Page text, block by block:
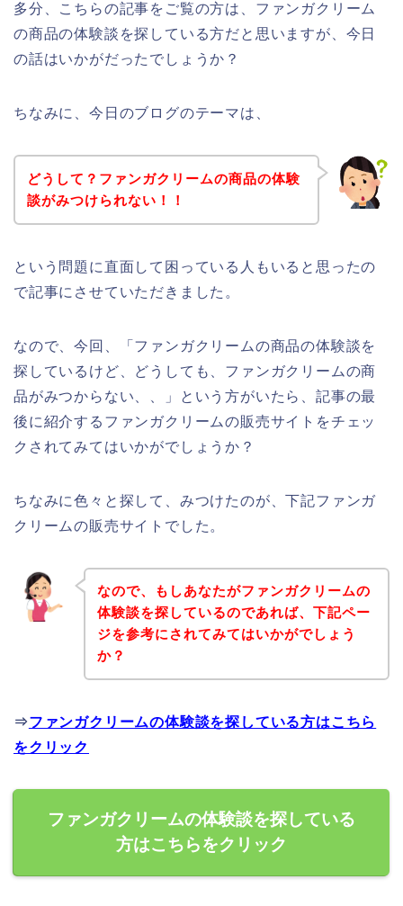
多分、こちらの記事をご覧の方は、ファンガクリーム
の商品の体験談を探している方だと思いますが、今日
の話はいかがだったでしょうか？
ちなみに、今日のブログのテーマは、
どうして？ファンガクリームの商品の体験
談がみつけられない！！
という問題に直面して困っている人もいると思ったの
で記事にさせていただきました。
なので、今回、「ファンガクリームの商品の体験談を
探しているけど、どうしても、ファンガクリームの商
品がみつからない、、」という方がいたら、記事の最
後に紹介するファンガクリームの販売サイトをチェッ
クされてみてはいかがでしょうか？
ちなみに色々と探して、みつけたのが、下記ファンガ
クリームの販売サイトでした。
なので、もしあなたがファンガクリームの
体験談を探しているのであれば、下記ペー
ジを参考にされてみてはいかがでしょう
か？
⇒ファンガクリームの体験談を探している方はこちら
をクリック
ファンガクリームの体験談を探している
方はこちらをクリック